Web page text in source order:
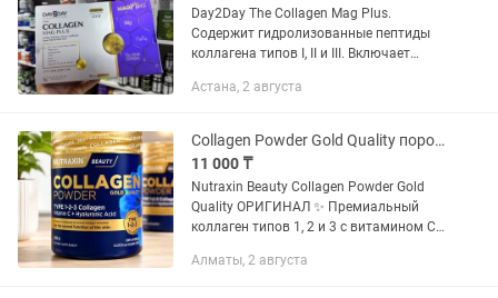
Day2Day The Collagen Mag Plus.
Содержит гидролизованные пептиды
коллагена типов I, II и III. Включает
биотин, селен и витамины C, D, K, B5, B6,
Астана, 2 августа
Collagen Powder Gold Quality порошок
11 000 ₸
Nutraxin Beauty Collagen Powder Gold
Quality ОРИГИНАЛ ✨ Премиальный
коллаген типов 1, 2 и 3 с витамином C
поддержки красоты и здоровья.
Алматы, 2 августа